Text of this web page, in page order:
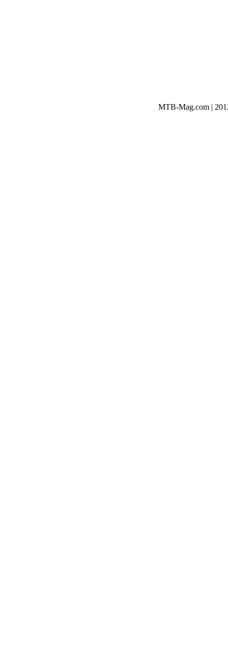
MTB-Mag.com |